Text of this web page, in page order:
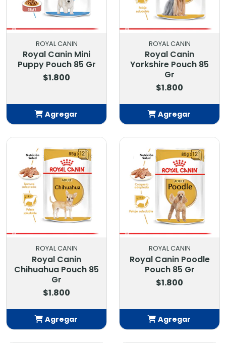
ROYAL CANIN
Royal Canin Mini
Puppy Pouch 85 Gr
$1.800
Agregar
Añadido
ROYAL CANIN
Royal Canin
Yorkshire Pouch 85
Gr
$1.800
Agregar
Añadido
ROYAL CANIN
Royal Canin
Chihuahua Pouch 85
Gr
$1.800
Agregar
ROYAL CANIN
Royal Canin Poodle
Pouch 85 Gr
$1.800
Agregar